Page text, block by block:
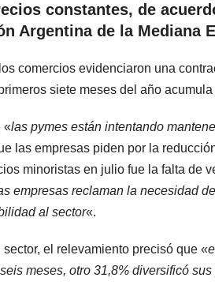
constantes, de
Argentina de la Mediana
comercios evidenciaron una
siete meses del año
«las pymes están intentando
las empresas piden por la
minoristas en julio fue la falta de
empresas reclaman la necesidad
al sector«.
el relevamiento precisó que «
meses, otro 31,8% diversificó